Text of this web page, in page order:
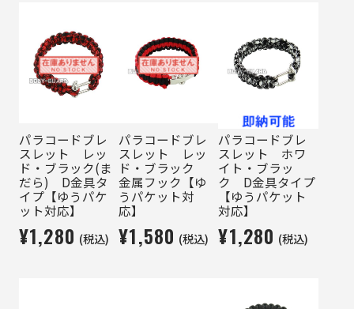
パラコードブレ
スレット レッ
ド・ブラック(ま
だら) D金具タ
イプ【ゆうパケ
ット対応】
¥1,280 (税込)
パラコードブレ
スレット レッ
ド・ブラック
金属フック【ゆ
うパケット対
応】
¥1,580 (税込)
パラコードブレ
スレット ホワ
イト・ブラッ
ク D金具タイプ
【ゆうパケット
対応】
¥1,280 (税込)